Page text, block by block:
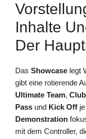
Inhalte
Der
Das Showcase legt
gibt eine rotierende
Ultimate Team,
Pass und Kick Off
Demonstration
mit dem Controller,